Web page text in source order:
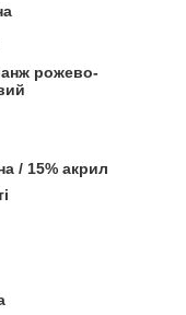
рожево-
/ 15% акрил